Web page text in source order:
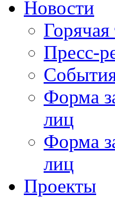
Новости
Горячая
Пресс-
Форма
лиц
Форма
лиц
Проекты